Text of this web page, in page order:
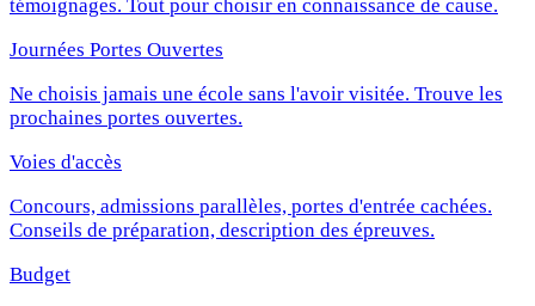
témoignages. Tout pour choisir en connaissance de cause.
Journées Portes Ouvertes
Ne choisis jamais une école sans l'avoir visitée. Trouve les
prochaines portes ouvertes.
Voies d'accès
Concours, admissions parallèles, portes d'entrée cachées.
Conseils de préparation, description des épreuves.
Budget